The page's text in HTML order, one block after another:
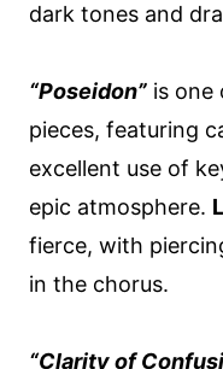
dark tones and
“Poseidon” is one
pieces, featuring
excellent use of
epic atmosphere.
fierce, with
in the chorus.
“Clarity of